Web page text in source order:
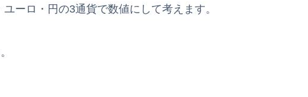
ーロ・円の3通貨で数値にして考えます。